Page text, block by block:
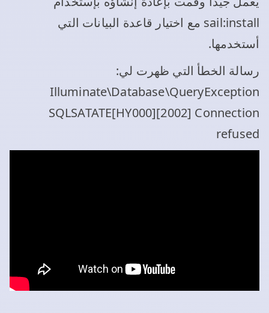
sail:install مع اختيار قاعدة البيانات التي
أستخدمها.
رسالة الخطأ التي ظهرت لي:
Illuminate\Database\QueryException
SQLSATATE[HY000][2002] Connection
refused